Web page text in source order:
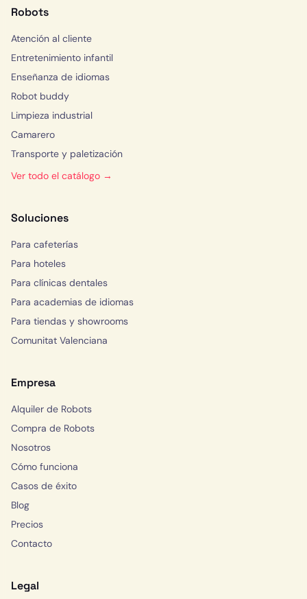
Robots
Atención al cliente
Entretenimiento infantil
Enseñanza de idiomas
Robot buddy
Limpieza industrial
Camarero
Transporte y paletización
Ver todo el catálogo →
Soluciones
Para cafeterías
Para hoteles
Para clínicas dentales
Para academias de idiomas
Para tiendas y showrooms
Comunitat Valenciana
Empresa
Alquiler de Robots
Compra de Robots
Nosotros
Cómo funciona
Casos de éxito
Blog
Precios
Contacto
Legal